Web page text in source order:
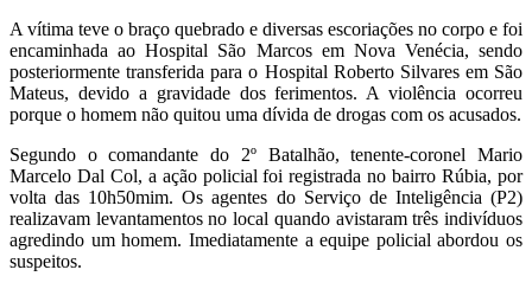
A vítima teve o braço quebrado e diversas escoriações no corpo e foi
encaminhada ao Hospital São Marcos em Nova Venécia, sendo
posteriormente transferida para o Hospital Roberto Silvares em São
Mateus, devido a gravidade dos ferimentos. A violência ocorreu
porque o homem não quitou uma dívida de drogas com os acusados.
Segundo o comandante do 2º Batalhão, tenente-coronel Mario
Marcelo Dal Col, a ação policial foi registrada no bairro Rúbia, por
volta das 10h50mim. Os agentes do Serviço de Inteligência (P2)
realizavam levantamentos no local quando avistaram três indivíduos
agredindo um homem. Imediatamente a equipe policial abordou os
suspeitos.